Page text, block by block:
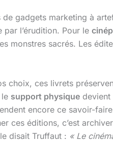
de gadgets marketing à
par l’érudition. Pour le
monstres sacrés. Les
choix, ces livrets
support physique
encore ce savoir-
ces éditions, c’est
disait Truffaut : « Le